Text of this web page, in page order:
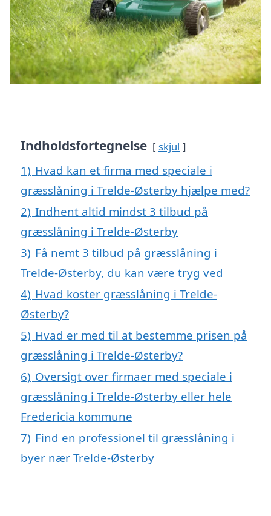
Indholdsfortegnelse skjul
1) Hvad kan et firma med speciale i
græsslåning i Trelde-Østerby hjælpe med?
2) Indhent altid mindst 3 tilbud på
græsslåning i Trelde-Østerby
3) Få nemt 3 tilbud på græsslåning i
Trelde-Østerby, du kan være tryg ved
4) Hvad koster græsslåning i Trelde-
Østerby?
5) Hvad er med til at bestemme prisen på
græsslåning i Trelde-Østerby?
6) Oversigt over firmaer med speciale i
græsslåning i Trelde-Østerby eller hele
Fredericia kommune
7) Find en professionel til græsslåning i
byer nær Trelde-Østerby